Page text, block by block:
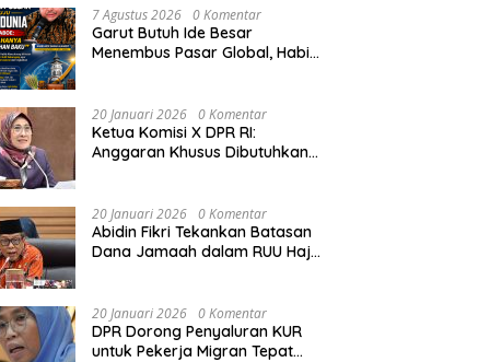
7 Agustus 2026 0 Komentar
Garut Butuh Ide Besar
Menembus Pasar Global, Habib
20 Januari 2026 0 Komentar
Ketua Komisi X DPR RI:
Anggaran Khusus Dibutuhkan
Akibat Bencana
20 Januari 2026 0 Komentar
Abidin Fikri Tekankan Batasan
Dana Jamaah dalam RUU Haji
20 Januari 2026 0 Komentar
DPR Dorong Penyaluran KUR
untuk Pekerja Migran Tepat